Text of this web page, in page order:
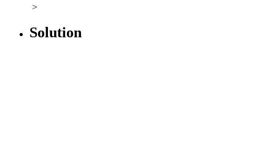
>
Solution